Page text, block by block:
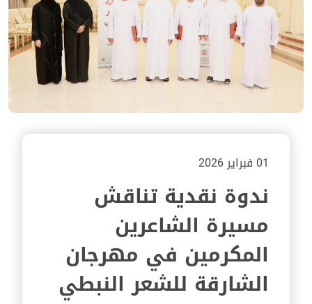
01 فبراير 2026
ندوة نقدية تناقش
مسيرة الشاعرين
المكرمين في مهرجان
الشارقة للشعر النبطي